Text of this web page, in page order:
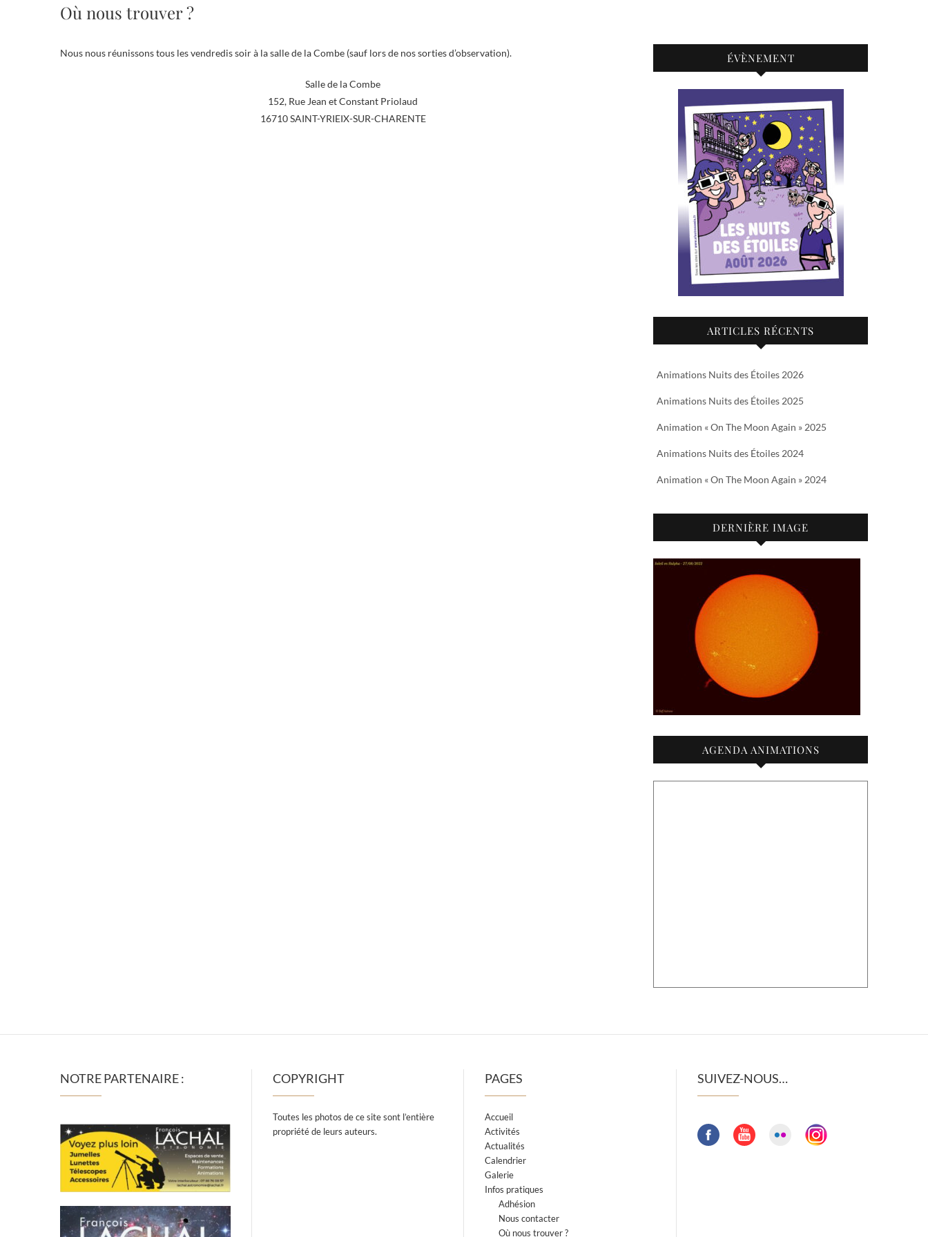
Où nous trouver ?
Nous nous réunissons tous les vendredis soir à la salle de la Combe (sauf lors de nos sorties d’observation).
Salle de la Combe
152, Rue Jean et Constant Priolaud
16710 SAINT-YRIEIX-SUR-CHARENTE
ÉVÈNEMENT
ARTICLES RÉCENTS
Animations Nuits des Étoiles 2026
Animations Nuits des Étoiles 2025
Animation « On The Moon Again » 2025
Animations Nuits des Étoiles 2024
Animation « On The Moon Again » 2024
DERNIÈRE IMAGE
AGENDA ANIMATIONS
NOTRE PARTENAIRE : COPYRIGHT
Toutes les photos de ce site sont l’entière
propriété de leurs auteurs.
PAGES
Accueil
Activités
Actualités
Calendrier
Galerie
Infos pratiques
Adhésion
Nous contacter
Où nous trouver ?
SUIVEZ-NOUS…